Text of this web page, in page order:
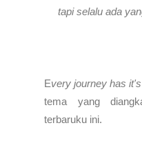
tapi selalu ada
Every journey has
tema yang
terbaruku ini.